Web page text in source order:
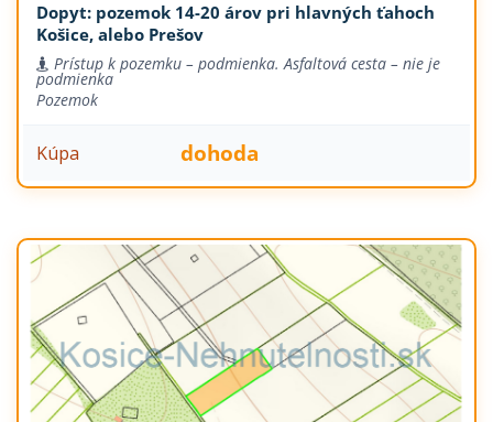
Dopyt: pozemok 14-20 árov pri hlavných ťahoch
Košice, alebo Prešov
Prístup k pozemku – podmienka. Asfaltová cesta – nie je
podmienka
Pozemok
Kúpa dohoda